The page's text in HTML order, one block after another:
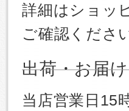
詳細はショッ
ご確認くださ
出荷・お届
当店営業日15